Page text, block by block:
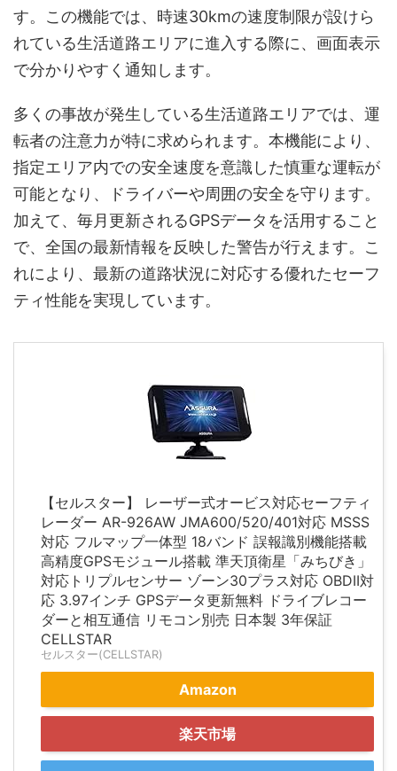
す。この機能では、時速30kmの速度制限が設けら
れている生活道路エリアに進入する際に、画面表示
で分かりやすく通知します。
多くの事故が発生している生活道路エリアでは、運
転者の注意力が特に求められます。本機能により、
指定エリア内での安全速度を意識した慎重な運転が
可能となり、ドライバーや周囲の安全を守ります。
加えて、毎月更新されるGPSデータを活用すること
で、全国の最新情報を反映した警告が行えます。こ
れにより、最新の道路状況に対応する優れたセーフ
ティ性能を実現しています。
【セルスター】 レーザー式オービス対応セーフティ
レーダー AR-926AW JMA600/520/401対応 MSSS
対応 フルマップ一体型 18バンド 誤報識別機能搭載
高精度GPSモジュール搭載 準天頂衛星「みちびき」
対応トリプルセンサー ゾーン30プラス対応 OBDII対
応 3.97インチ GPSデータ更新無料 ドライブレコー
ダーと相互通信 リモコン別売 日本製 3年保証
CELLSTAR
セルスター(CELLSTAR)
Amazon
楽天市場